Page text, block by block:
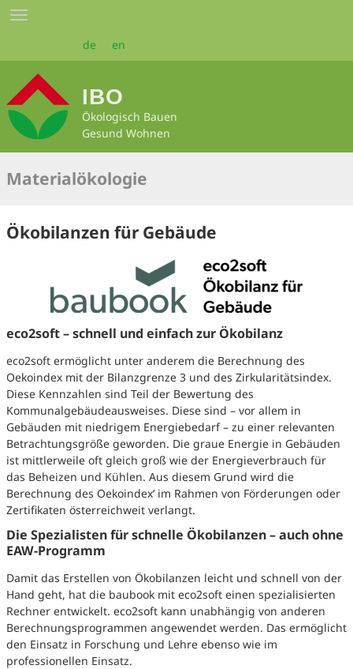
Zum
Seiteninhalt
Toggle
de en
IBO
Ökologisch Bauen
Gesund Wohnen
Materialökologie
Ökobilanzen für Gebäude
eco2soft – schnell und einfach zur Ökobilanz
eco2soft ermöglicht unter anderem die Berechnung des
Oekoindex mit der Bilanzgrenze 3 und des Zirkularitätsindex.
Diese Kennzahlen sind Teil der Bewertung des
Kommunalgebäudeausweises. Diese sind – vor allem in
Gebäuden mit niedrigem Energiebedarf – zu einer relevanten
Betrachtungsgröße geworden. Die graue Energie in Gebäuden
ist mittlerweile oft gleich groß wie der Energieverbrauch für
das Beheizen und Kühlen. Aus diesem Grund wird die
Berechnung des Oekoindex‘ im Rahmen von Förderungen oder
Zertifikaten österreichweit verlangt.
Die Spezialisten für schnelle Ökobilanzen – auch ohne
EAW-Programm
Damit das Erstellen von Ökobilanzen leicht und schnell von der
Hand geht, hat die baubook mit eco2soft einen spezialisierten
Rechner entwickelt. eco2soft kann unabhängig von anderen
Berechnungsprogrammen angewendet werden. Das ermöglicht
den Einsatz in Forschung und Lehre ebenso wie im
professionellen Einsatz.